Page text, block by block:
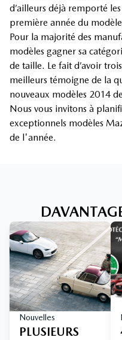
d’ailleurs déjà remporté
première année du
Pour la majorité des
modèles gagner sa
de taille. Le fait d’avoir
meilleurs témoigne de la
nouveaux modèles 2014
Nous vous invitons à
exceptionnels modèles
de l'année.
Nouvelles
PLUSIEURS